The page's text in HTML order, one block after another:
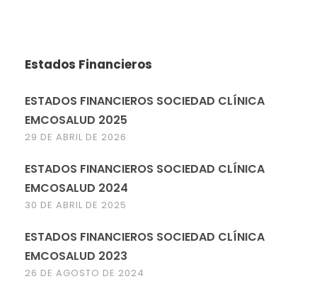
Estados Financieros
ESTADOS FINANCIEROS SOCIEDAD CLÍNICA
EMCOSALUD 2025
29 DE ABRIL DE 2026
ESTADOS FINANCIEROS SOCIEDAD CLÍNICA
EMCOSALUD 2024
30 DE ABRIL DE 2025
ESTADOS FINANCIEROS SOCIEDAD CLÍNICA
EMCOSALUD 2023
26 DE AGOSTO DE 2024